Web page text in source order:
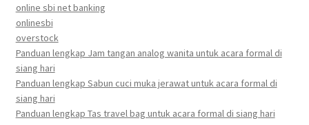
online sbi net banking
onlinesbi
overstock
Panduan lengkap Jam tangan analog wanita untuk acara formal di
siang hari
Panduan lengkap Sabun cuci muka jerawat untuk acara formal di
siang hari
Panduan lengkap Tas travel bag untuk acara formal di siang hari